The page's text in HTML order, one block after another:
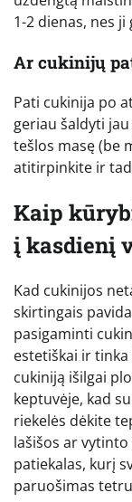
1-2 dienas, nes
Ar cukinijų
Pati cukinija po
geriau šaldyti
tešlos masę (be
atitirpinkite ir
Kaip
į kasdienį
Kad cukinijos
skirtingais
pasigaminti
estetiškai ir
cukiniją išilgai
keptuvėje, kad
riekelės dėkite
lašišos ar
patiekalas, kurį
paruošimas